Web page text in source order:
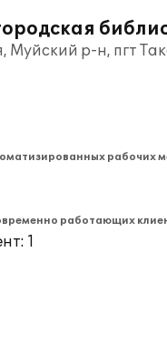
Муйский р-н, пгт
рабочих
работающих
1